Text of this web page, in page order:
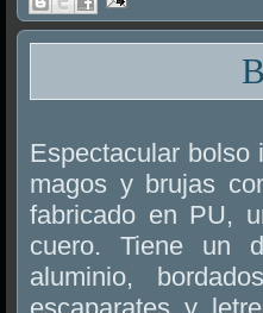
Espectacular bolso
magos y brujas
fabricado en PU,
cuero. Tiene un
aluminio,